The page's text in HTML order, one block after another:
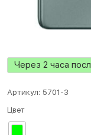
Через 2 часа
Артикул: 5701-3
Цвет